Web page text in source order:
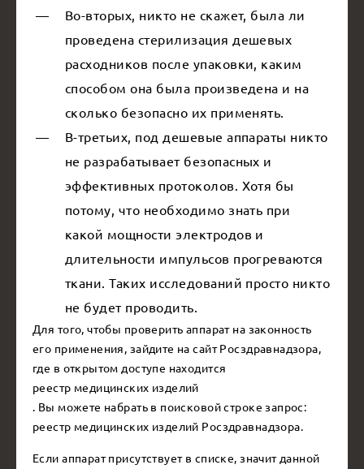
Во-вторых, никто не скажет, была ли
проведена стерилизация дешевых
расходников после упаковки, каким
способом она была произведена и на
сколько безопасно их применять.
В-третьих, под дешевые аппараты никто
не разрабатывает безопасных и
эффективных протоколов. Хотя бы
потому, что необходимо знать при
какой мощности электродов и
длительности импульсов прогреваются
ткани. Таких исследований просто никто
не будет проводить.
Для того, чтобы проверить аппарат на законность
его применения, зайдите на сайт Росздравнадзора,
где в открытом доступе находится
реестр медицинских изделий
. Вы можете набрать в поисковой строке запрос:
реестр медицинских изделий Росздравнадзора.
Если аппарат присутствует в списке, значит данной